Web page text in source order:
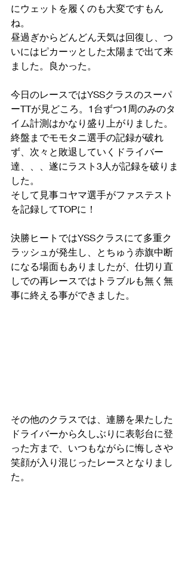
にウェットを履くのも大変ですもん
ね。
昼過ぎからどんどん天気は回復し、つ
いにはピカーッとした太陽まで出て来
ました。良かった。
今日のレースではYSSクラスのスーパ
ーTTが見どころ。1台ずつ1周のみのタ
イム計測はかなり盛り上がりました。
終盤までモモタニ選手の記録が破れ
ず、次々と敗退していくドライバー
達、、、遂にラスト3人が記録を破りま
した。
そして見事コヤマ選手がファステスト
を記録してTOPに！
決勝ヒートではYSSクラスにて多重ク
ラッシュが発生し、とちゅう赤旗中断
になる場面もありましたが、仕切り直
しでの再レースではトラブルも無く無
事に終える事ができました。
その他のクラスでは、連勝を果たした
ドライバーから久しぶりに表彰台に登
った方まで、いつもながらに悔しさや
笑顔が入り混じったレースとなりまし
た。